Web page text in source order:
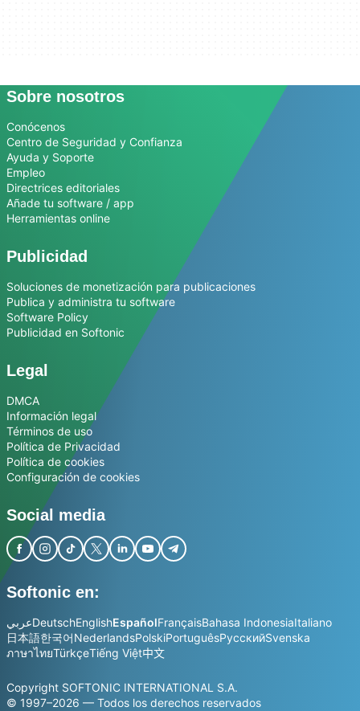
Sobre nosotros
Conócenos
Centro de Seguridad y Confianza
Ayuda y Soporte
Empleo
Directrices editoriales
Añade tu software / app
Herramientas online
Publicidad
Soluciones de monetización para publicaciones
Publica y administra tu software
Software Policy
Publicidad en Softonic
Legal
DMCA
Información legal
Términos de uso
Política de Privacidad
Política de cookies
Configuración de cookies
Social media
Softonic en:
عربيDeutschEnglishEspañolFrançaisBahasa IndonesiaItaliano
日本語한국어NederlandsPolskiPortuguêsРусскийSvenska
ภาษาไทยTürkçeTiếng Việt中文
Copyright SOFTONIC INTERNATIONAL S.A.
© 1997–2026 — Todos los derechos reservados